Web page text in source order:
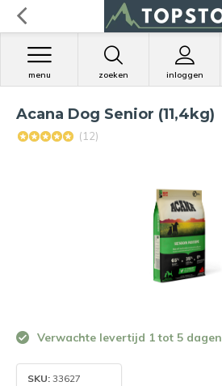
zoeken inloggen
menu
Acana Dog Senior (11,4kg)
(12)
Verwachte levertijd 1 tot 5 dagen
SKU: 33627